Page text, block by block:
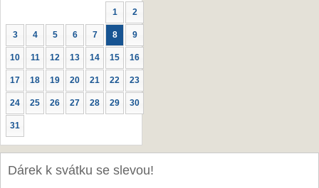
1 2
3 4 5 6 7 8 9
10 11 12 13 14 15 16
17 18 19 20 21 22 23
24 25 26 27 28 29 30
31
Dárek k svátku se slevou!